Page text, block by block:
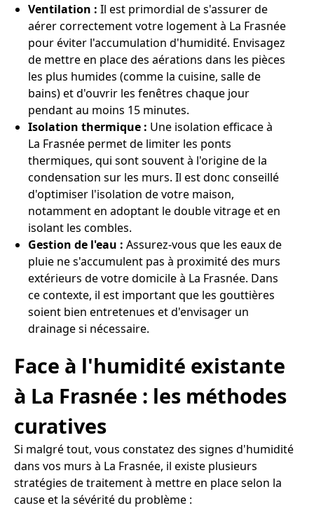
Ventilation : Il est primordial de s'assurer de
aérer correctement votre logement à La Frasnée
pour éviter l'accumulation d'humidité. Envisagez
de mettre en place des aérations dans les pièces
les plus humides (comme la cuisine, salle de
bains) et d'ouvrir les fenêtres chaque jour
pendant au moins 15 minutes.
Isolation thermique : Une isolation efficace à
La Frasnée permet de limiter les ponts
thermiques, qui sont souvent à l'origine de la
condensation sur les murs. Il est donc conseillé
d'optimiser l'isolation de votre maison,
notamment en adoptant le double vitrage et en
isolant les combles.
Gestion de l'eau : Assurez-vous que les eaux de
pluie ne s'accumulent pas à proximité des murs
extérieurs de votre domicile à La Frasnée. Dans
ce contexte, il est important que les gouttières
soient bien entretenues et d'envisager un
drainage si nécessaire.
Face à l'humidité existante
à La Frasnée : les méthodes
curatives
Si malgré tout, vous constatez des signes d'humidité
dans vos murs à La Frasnée, il existe plusieurs
stratégies de traitement à mettre en place selon la
cause et la sévérité du problème :